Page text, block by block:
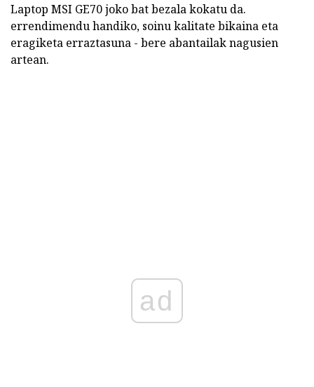
Laptop MSI GE70 joko bat bezala kokatu da.
errendimendu handiko, soinu kalitate bikaina eta
eragiketa erraztasuna - bere abantailak nagusien
artean.
ad